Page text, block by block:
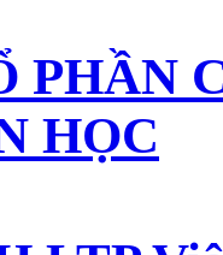
PHẦN
HỌC